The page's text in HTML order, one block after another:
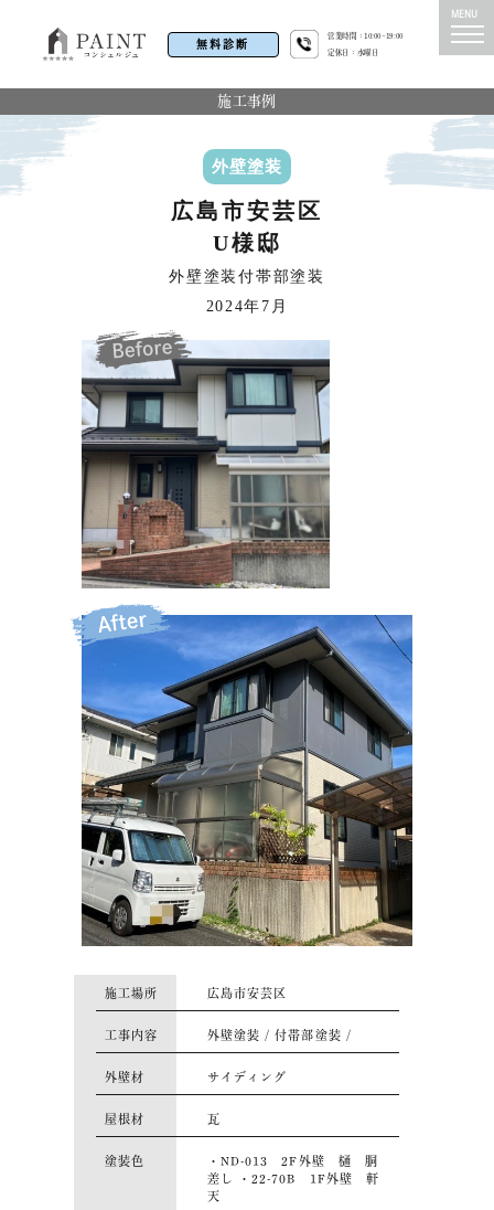
無料診断
営業時間：10:00~19:00
定休日：水曜日
施工事例
外壁塗装
広島市安芸区
U様邸
外壁塗装付帯部塗装
2024年7月
施工場所 広島市安芸区
工事内容 外壁塗装 / 付帯部塗装 /
外壁材 サイディング
屋根材 瓦
塗装色
・ND-013 2F外壁 樋 胴
差し ・22-70B 1F外壁 軒
天